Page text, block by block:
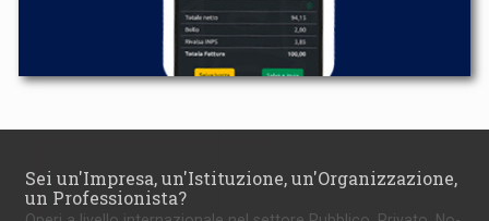
Sei un'Impresa, un'Istituzione, un'Organizzazione,
un Professionista?